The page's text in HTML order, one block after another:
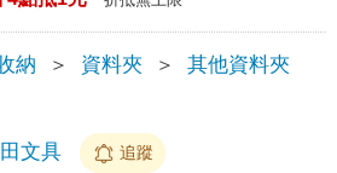
納 ＞ 資料夾 ＞ 其他資料夾
文具 追蹤